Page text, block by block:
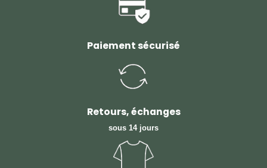
Paiement sécurisé
Retours, échanges
sous 14 jours